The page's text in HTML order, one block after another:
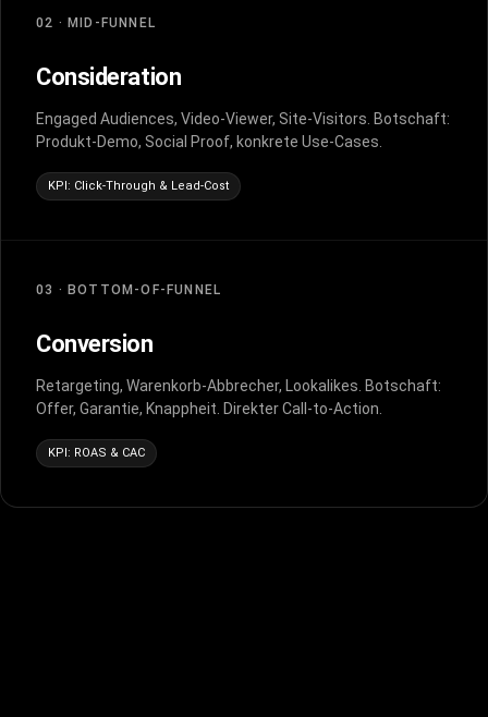
02 · MID-FUNNEL
Consideration
Engaged Audiences, Video-Viewer, Site-Visitors. Botschaft:
Produkt-Demo, Social Proof, konkrete Use-Cases.
KPI: Click-Through & Lead-Cost
03 · BOTTOM-OF-FUNNEL
Conversion
Retargeting, Warenkorb-Abbrecher, Lookalikes. Botschaft:
Offer, Garantie, Knappheit. Direkter Call-to-Action.
KPI: ROAS & CAC